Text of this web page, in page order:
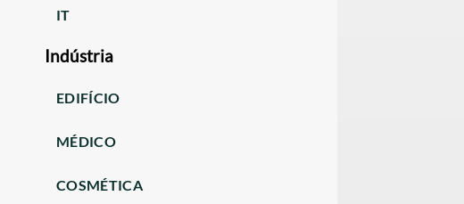
IT
Indústria
EDIFÍCIO
MÉDICO
COSMÉTICA